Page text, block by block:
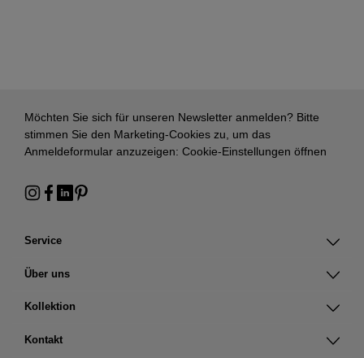
Service
Über uns
Kollektion
Kontakt
Möchten Sie sich für unseren Newsletter anmelden? Bitte
stimmen Sie den Marketing-Cookies zu, um das
Anmeldeformular anzuzeigen: Cookie-Einstellungen öffnen